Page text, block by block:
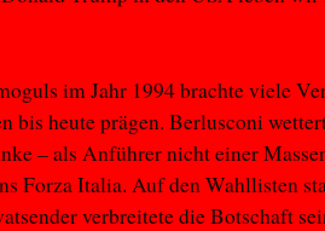
im Jahr 1994 brachte viele
bis heute prägen. Berlusconi
– als Anführer nicht einer
Forza Italia. Auf den Wahllisten
verbreitete die Botschaft